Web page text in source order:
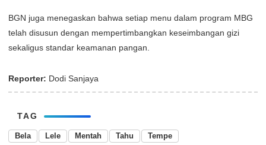
BGN juga menegaskan bahwa setiap menu dalam program MBG
telah disusun dengan mempertimbangkan keseimbangan gizi
sekaligus standar keamanan pangan.
Reporter: Dodi Sanjaya
TAG
Bela Lele Mentah Tahu Tempe